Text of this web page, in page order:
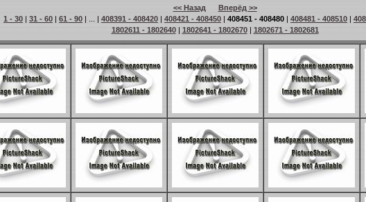
<< Назад
Вперёд >>
1 - 30 | 31 - 60 | 61 - 90 | ... | 408391 - 408420 | 408421 - 408450 | 408451 - 408480 | 408481 - 408510 |
1802611 - 1802640| 1802641 - 1802670| 1802671 - 1802681